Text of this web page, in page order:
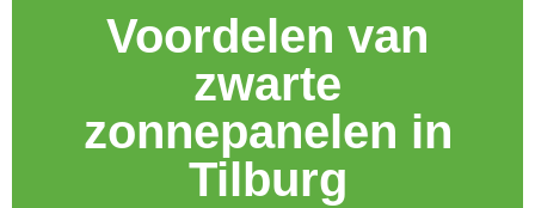
Voordelen van
zwarte
zonnepanelen in
Tilburg